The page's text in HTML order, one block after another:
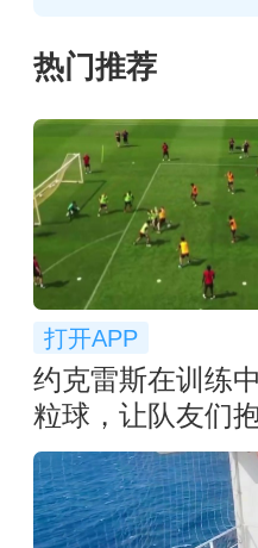
热门推荐
打开APP
约克雷斯在训练
粒球，让队友们